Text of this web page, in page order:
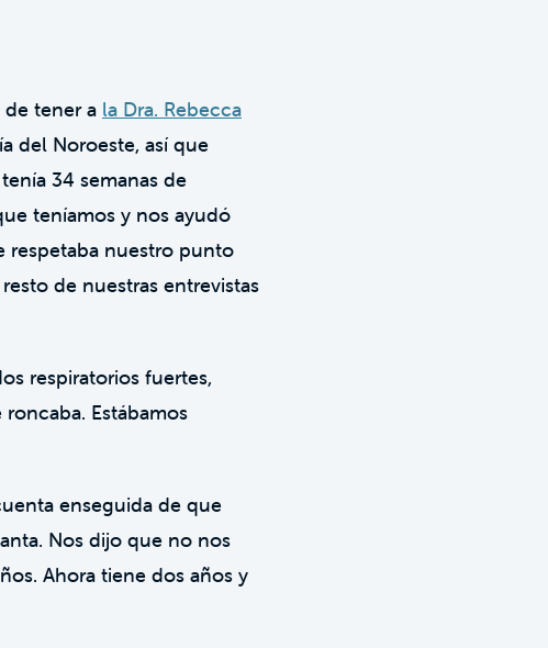
tener a la Dra. Rebecca
del Noroeste, así que
34 semanas de
teníamos y nos ayudó
respetaba nuestro punto
de nuestras entrevistas
respiratorios fuertes,
Estábamos
enseguida de que
Nos dijo que no nos
Ahora tiene dos años y